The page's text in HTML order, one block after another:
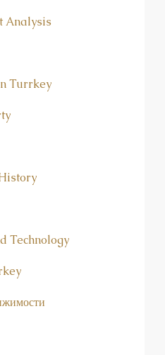
Turrkey
Technology